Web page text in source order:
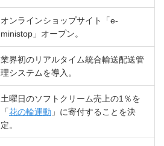
オンラインショップサイト「e-
ministop」オープン。
業界初のリアルタイム統合輸送配送管
理システムを導入。
土曜日のソフトクリーム売上の1％を
「花の輪運動 」に寄付することを決
定。